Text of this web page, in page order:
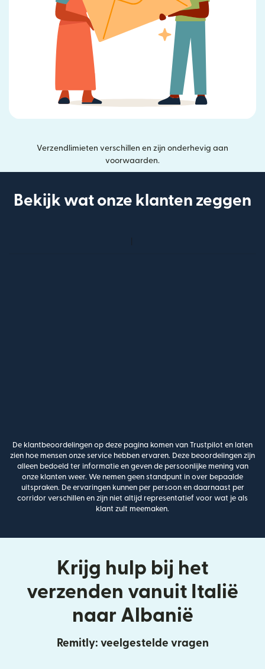
Verzendlimieten verschillen en zijn onderhevig aan
voorwaarden.
Bekijk wat onze klanten zeggen
De klantbeoordelingen op deze pagina komen van Trustpilot en laten
zien hoe mensen onze service hebben ervaren. Deze beoordelingen zijn
alleen bedoeld ter informatie en geven de persoonlijke mening van
onze klanten weer. We nemen geen standpunt in over bepaalde
uitspraken. De ervaringen kunnen per persoon en daarnaast per
corridor verschillen en zijn niet altijd representatief voor wat je als
klant zult meemaken.
Krijg hulp bij het
verzenden vanuit Italië
naar Albanië
Remitly: veelgestelde vragen